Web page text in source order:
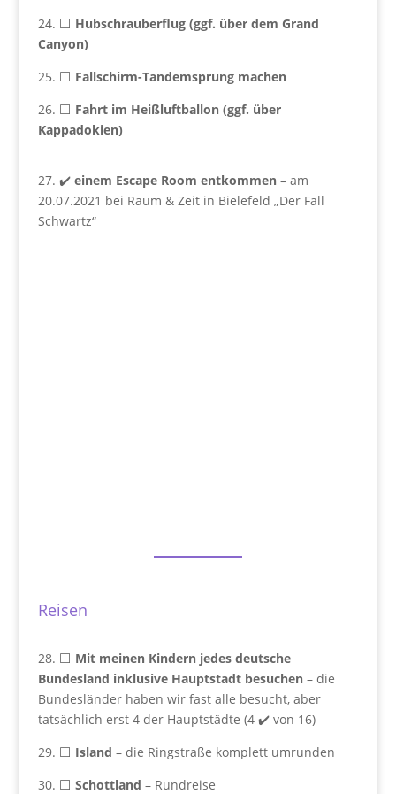
24. ⬜ Hubschrauberflug (ggf. über dem Grand
Canyon)
25. ⬜ Fallschirm-Tandemsprung machen
26. ⬜ Fahrt im Heißluftballon (ggf. über
Kappadokien)
27. ✔️ einem Escape Room entkommen– am
20.07.2021 bei Raum & Zeit in Bielefeld „Der Fall
Schwartz“
Reisen
28. ⬜ Mit meinen Kindern jedes deutsche
Bundesland inklusive Hauptstadt besuchen– die
Bundesländer haben wir fast alle besucht, aber
tatsächlich erst 4 der Hauptstädte (4 ✔️ von 16)
29. ⬜ Island – die Ringstraße komplett umrunden
30. ⬜ Schottland – Rundreise